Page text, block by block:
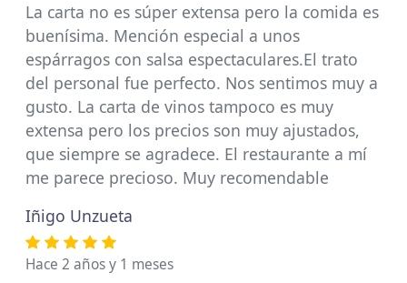
La carta no es súper extensa pero la comida es
buenísima. Mención especial a unos
espárragos con salsa espectaculares.El trato
del personal fue perfecto. Nos sentimos muy a
gusto. La carta de vinos tampoco es muy
extensa pero los precios son muy ajustados,
que siempre se agradece. El restaurante a mí
me parece precioso. Muy recomendable
Iñigo Unzueta
Hace 2 años y 1 meses